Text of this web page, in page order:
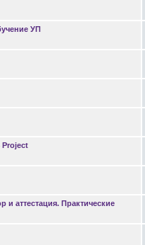
УП
аттестация. Практические